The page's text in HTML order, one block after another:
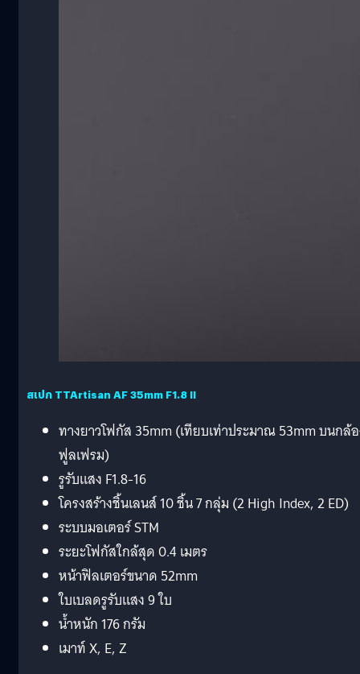
สเปก TTArtisan AF 35mm F1.8 II
ทางยาวโฟกัส 35mm (เทียบเท่าประมาณ 53mm บนกล้
ฟูลเฟรม)
รูรับแสง F1.8-16
โครงสร้างชิ้นเลนส์ 10 ชิ้น 7 กลุ่ม (2 High Index, 2 ED)
ระบบมอเตอร์ STM
ระยะโฟกัสใกล้สุด 0.4 เมตร
หน้าฟิลเตอร์ขนาด 52mm
ใบเบลดรูรับแสง 9 ใบ
น้ำหนัก 176 กรัม
เมาท์ X, E, Z